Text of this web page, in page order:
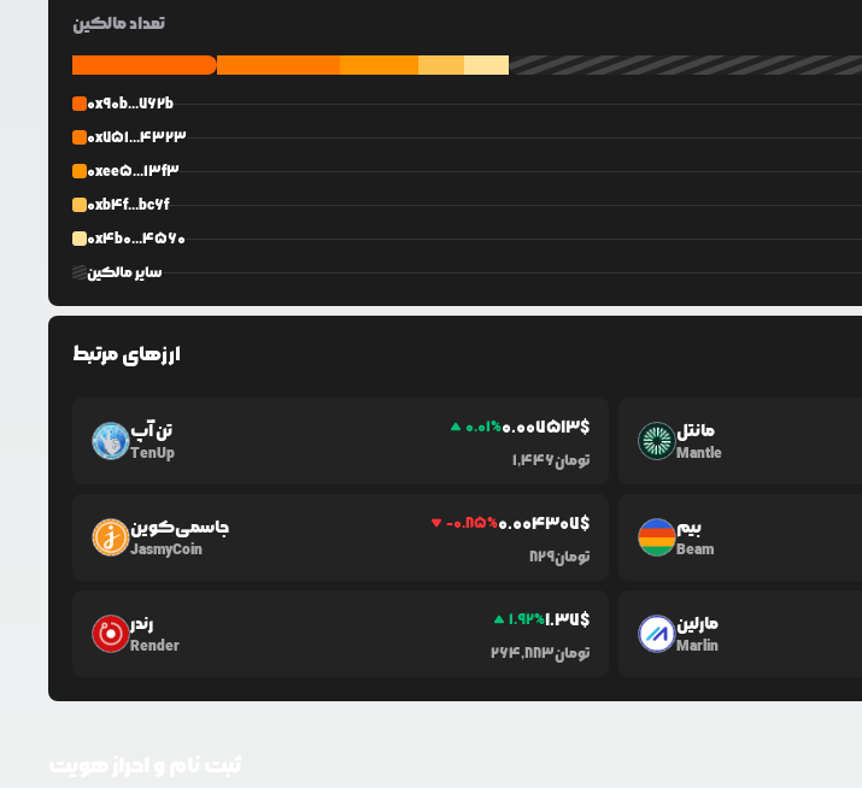
تعداد مالکین
0x90b...762b
0x751...4323
0xee5...13f3
0xb4f...bc6f
0x4b0...4560
سایر مالکین
ارزهای مرتبط
تن آپ
TenUp
0.01%0.007513$
1,446تومان
مانتل
Mantle
جاسمی‌کوین
JasmyCoin
-0.85%0.004307$
829تومان
بیم
Beam
رندر
Render
1.92%1.37$
264,883تومان
مارلین
Marlin